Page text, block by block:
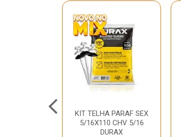
KIT TELHA PARAF SEX
5/16X110 CHV 5/16
DURAX